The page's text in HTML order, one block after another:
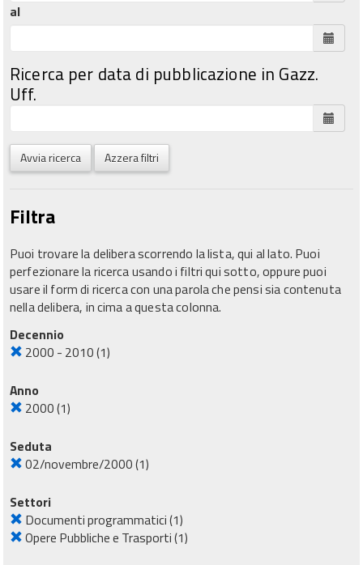
al
Ricerca per data di pubblicazione in Gazz.
Uff.
Avvia ricerca Azzera filtri
Filtra
Puoi trovare la delibera scorrendo la lista, qui al lato. Puoi
perfezionare la ricerca usando i filtri qui sotto, oppure puoi
usare il form di ricerca con una parola che pensi sia contenuta
nella delibera, in cima a questa colonna.
Decennio
2000 - 2010(1)
Anno
2000(1)
Seduta
02/novembre/2000(1)
Settori
Documenti programmatici(1)
Opere Pubbliche e Trasporti(1)